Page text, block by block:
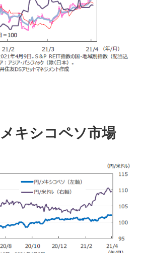
キシコペソ市場